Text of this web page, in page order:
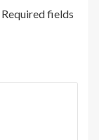
Required fields